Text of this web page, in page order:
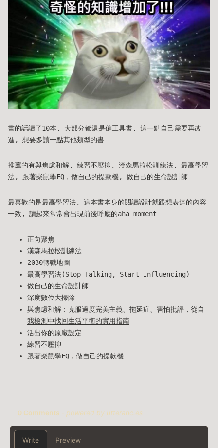
書的話讀了10本, 大部分都還是偏工具書, 這一點自己需要再改
進, 想要多讀一點其他類型的書
推薦的有與焦慮和解, 練習不壓抑, 漢森馬拉松訓練法, 最高學習
法, 跟著柴鼠學FQ，做自己的提款機, 做自己的生命設計師
最喜歡的是最高學習法, 這本書本身的閱讀設計就跟想表達的內容
一致, 讀起來常常會出現前後呼應的aha moment
正向聚焦
漢森馬拉松訓練法
2030轉職地圖
最高學習法(Stop Talking, Start Influencing)
做自己的生命設計師
深度數位大掃除
與焦慮和解：克服過度完美主義、拖延症、害怕批評，從自
我檢測中找回生活平衡的實用指南
活出你的原廠設定
練習不壓抑
跟著柴鼠學FQ，做自己的提款機